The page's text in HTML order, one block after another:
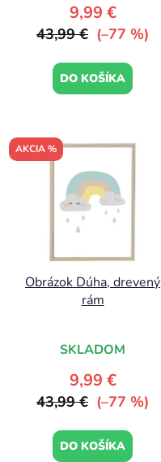
9,99 €
43,99 € (–77 %)
DO KOŠÍKA
AKCIA %
Obrázok Dúha, drevený
rám
SKLADOM
9,99 €
43,99 € (–77 %)
DO KOŠÍKA